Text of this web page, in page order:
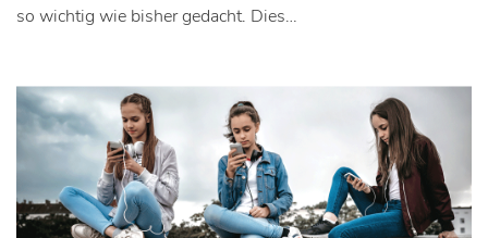
so wichtig wie bisher gedacht. Dies…